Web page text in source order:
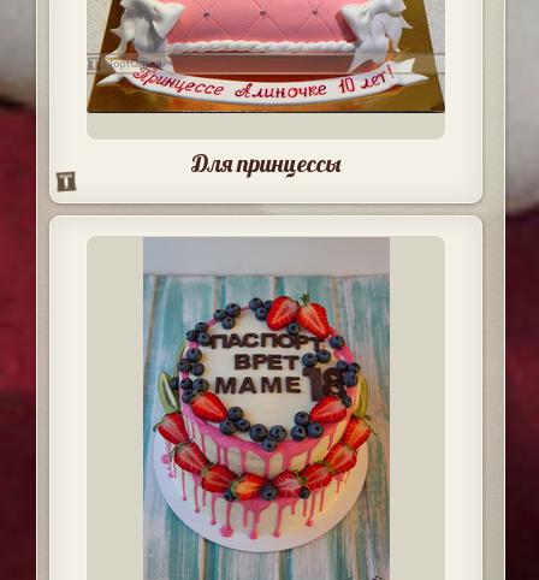
Для принцессы